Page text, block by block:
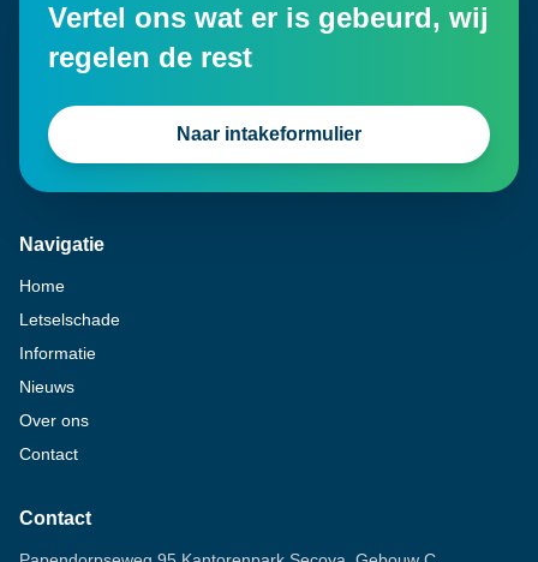
Vertel ons wat er is gebeurd, wij
regelen de rest
Naar intakeformulier
Navigatie
Home
Letselschade
Informatie
Nieuws
Over ons
Contact
Contact